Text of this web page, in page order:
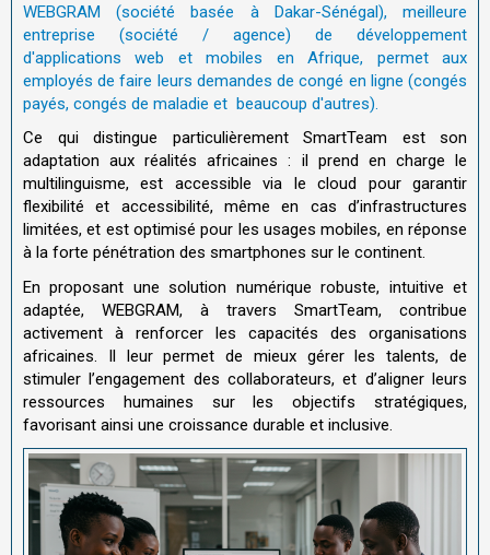
WEBGRAM (société basée à Dakar-Sénégal), meilleure
entreprise (société / agence) de développement
d'applications web et mobiles en Afrique, permet aux
employés de faire leurs demandes de congé en ligne (congés
payés, congés de maladie et beaucoup d'autres).
Ce qui distingue particulièrement SmartTeam est son
adaptation aux réalités africaines : il prend en charge le
multilinguisme, est accessible via le cloud pour garantir
flexibilité et accessibilité, même en cas d’infrastructures
limitées, et est optimisé pour les usages mobiles, en réponse
à la forte pénétration des smartphones sur le continent.
En proposant une solution numérique robuste, intuitive et
adaptée, WEBGRAM, à travers SmartTeam, contribue
activement à renforcer les capacités des organisations
africaines. Il leur permet de mieux gérer les talents, de
stimuler l’engagement des collaborateurs, et d’aligner leurs
ressources humaines sur les objectifs stratégiques,
favorisant ainsi une croissance durable et inclusive.